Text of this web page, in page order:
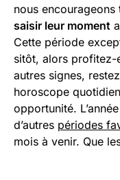
nous
saisir leur moment
Cette période
sitôt, alors profitez-
autres signes,
horoscope
opportunité.
d’autres périodes
mois à venir. Que